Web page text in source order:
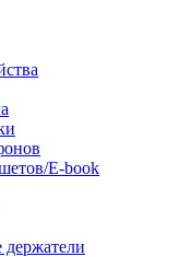
E-book